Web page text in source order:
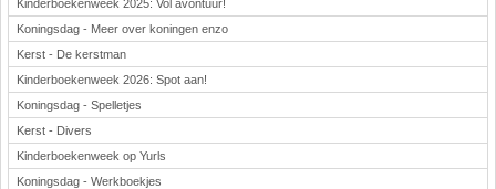
Kinderboekenweek 2025: Vol avontuur!
Koningsdag - Meer over koningen enzo
Kerst - De kerstman
Kinderboekenweek 2026: Spot aan!
Koningsdag - Spelletjes
Kerst - Divers
Kinderboekenweek op Yurls
Koningsdag - Werkboekjes